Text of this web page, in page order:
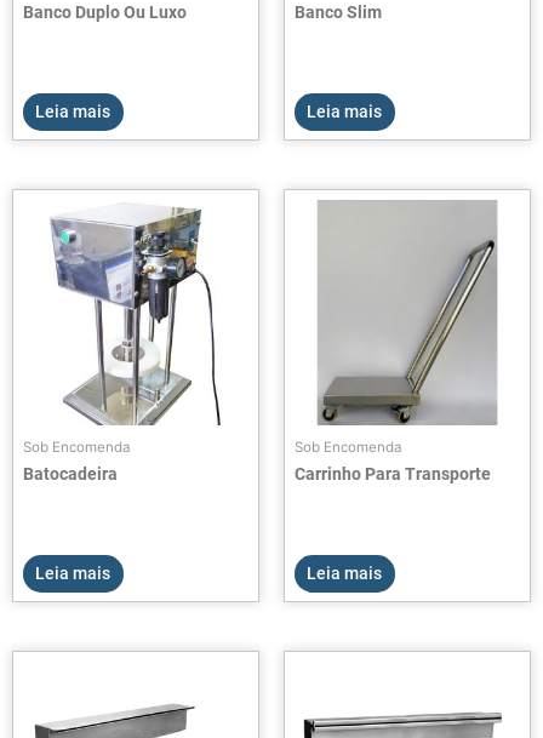
Banco Duplo Ou Luxo
Leia mais
Banco Slim
Leia mais
Sob Encomenda
Batocadeira
Leia mais
Sob Encomenda
Carrinho Para Transporte
Leia mais